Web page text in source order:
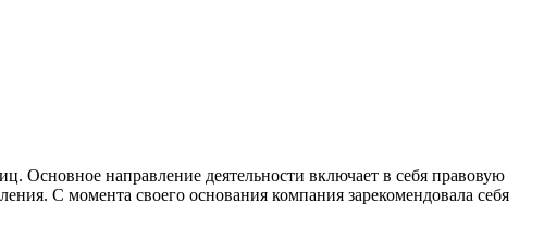
Основное направление деятельности включает в себя правовую
С момента своего основания компания зарекомендовала себя